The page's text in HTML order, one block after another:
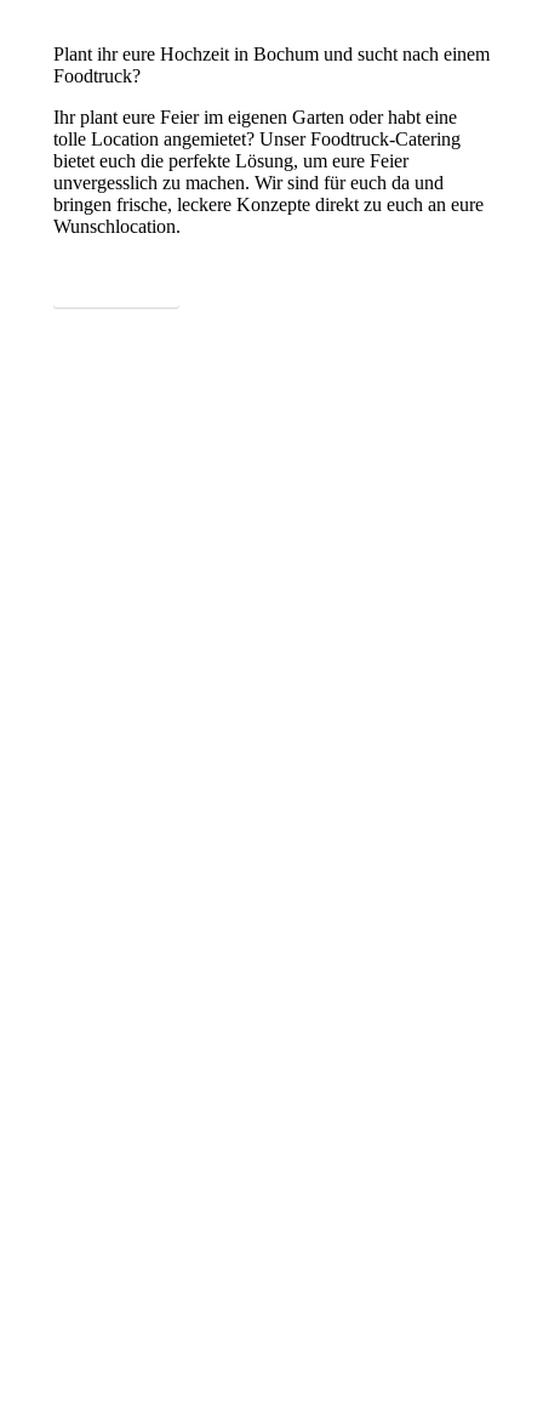
Plant ihr eure Hochzeit in Bochum und sucht nach einem
Foodtruck?
Ihr plant eure Feier im eigenen Garten oder habt eine
tolle Location angemietet? Unser Foodtruck-Catering
bietet euch die perfekte Lösung, um eure Feier
unvergesslich zu machen. Wir sind für euch da und
bringen frische, leckere Konzepte direkt zu euch an eure
Wunschlocation.